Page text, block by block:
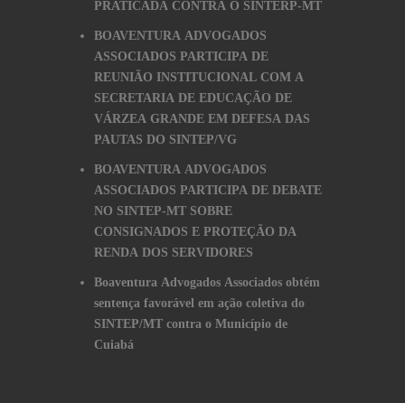
PRATICADA CONTRA O SINTERP-MT
BOAVENTURA ADVOGADOS
ASSOCIADOS PARTICIPA DE
REUNIÃO INSTITUCIONAL COM A
SECRETARIA DE EDUCAÇÃO DE
VÁRZEA GRANDE EM DEFESA DAS
PAUTAS DO SINTEP/VG
BOAVENTURA ADVOGADOS
ASSOCIADOS PARTICIPA DE DEBATE
NO SINTEP-MT SOBRE
CONSIGNADOS E PROTEÇÃO DA
RENDA DOS SERVIDORES
Boaventura Advogados Associados obtém
sentença favorável em ação coletiva do
SINTEP/MT contra o Município de
Cuiabá